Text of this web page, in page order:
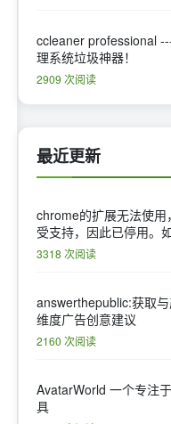
ccleaner professional
理系统垃圾神器！
2909 次阅读
最近更新
chrome的扩展无法使
受支持，因此已停用。
3318 次阅读
answerthepublic:获取
维度广告创意建议
2160 次阅读
AvatarWorld 一个专注
具